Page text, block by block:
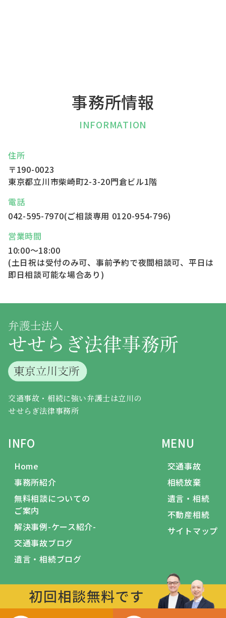
事務所情報
INFORMATION
住所
〒190-0023
東京都立川市柴崎町2-3-20門倉ビル1階
電話
042-595-7970(ご相談専用 0120-954-796)
営業時間
10:00～18:00
(土日祝は受付のみ可、事前予約で夜間相談可、平日は
即日相談可能な場合あり)
交通事故・相続に強い弁護士は立川の
せせらぎ法律事務所
INFO
Home
事務所紹介
無料相談についての
ご案内
解決事例-ケース紹介-
交通事故ブログ
遺言・相続ブログ
MENU
交通事故
相続放棄
遺言・相続
不動産相続
サイトマップ
JR立川駅から徒歩5分の法律事務所
ⓒ弁護士法人せせらぎ法律事務所東京立川支所